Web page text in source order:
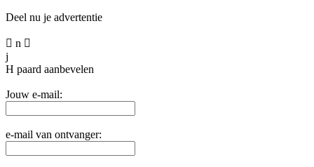
Deel nu je advertentie
 n 
j
H paard aanbevelen
Jouw e-mail:
e-mail van ontvanger: